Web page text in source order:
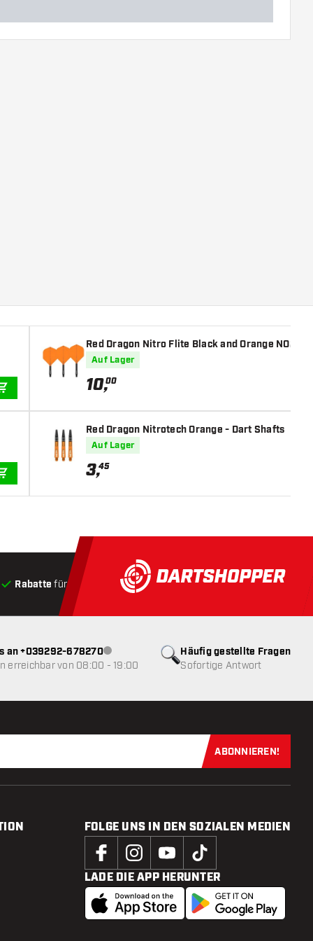
IN DEN WARENKORB
Red Dragon Nitro Flite Black and Orange NO2 -
Auf Lager
10,00
Red Dragon Nitrotech Orange - Dart Shafts
Auf Lager
3,45
Rabatte für Kunden Produkte auf Lager, Versand
Häufig gestellte Fragen
Sofortige Antwort
an +039292-678270Kundenservice nicht verfügbar
erreichbar von 08:00 - 19:00
Jetzt für
ABONNIEREN!
FOLGE UNS IN DEN SOZIALEN MEDIEN
LADE DIE APP HERUNTER